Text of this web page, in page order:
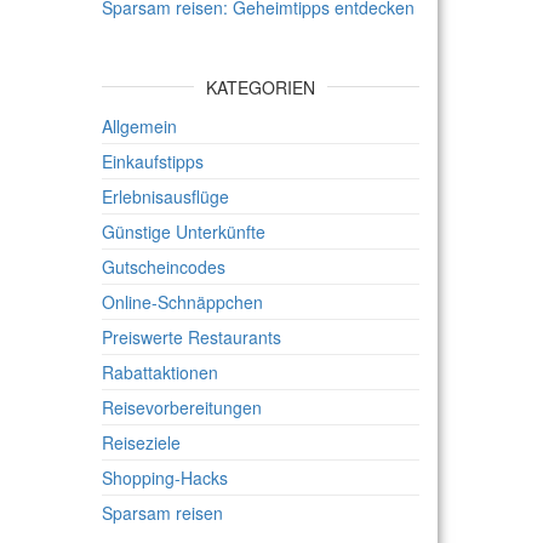
Sparsam reisen: Geheimtipps entdecken
KATEGORIEN
Allgemein
Einkaufstipps
Erlebnisausflüge
Günstige Unterkünfte
Gutscheincodes
Online-Schnäppchen
Preiswerte Restaurants
Rabattaktionen
Reisevorbereitungen
Reiseziele
Shopping-Hacks
Sparsam reisen